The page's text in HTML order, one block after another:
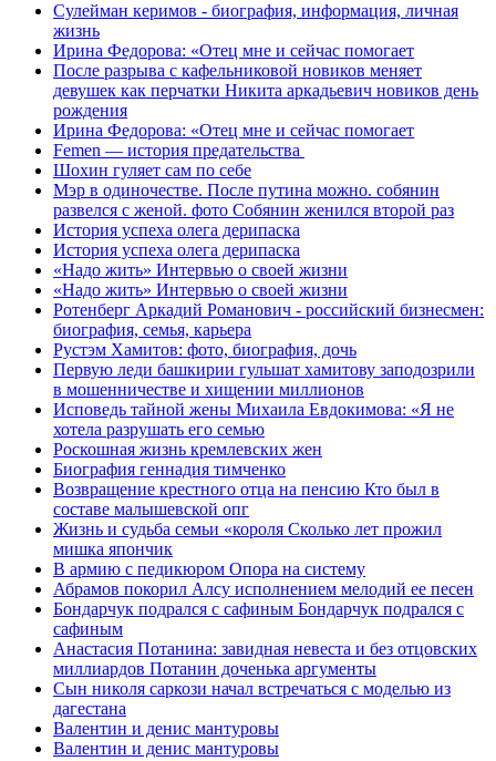
Сулейман керимов - биография, информация, личная
жизнь
Ирина Федорова: «Отец мне и сейчас помогает
После разрыва с кафельниковой новиков меняет
девушек как перчатки Никита аркадьевич новиков день
рождения
Ирина Федорова: «Отец мне и сейчас помогает
Femen — история предательства
Шохин гуляет сам по себе
Мэр в одиночестве. После путина можно. собянин
развелся с женой. фото Собянин женился второй раз
История успеха олега дерипаска
История успеха олега дерипаска
«Надо жить» Интервью о своей жизни
«Надо жить» Интервью о своей жизни
Ротенберг Аркадий Романович - российский бизнесмен:
биография, семья, карьера
Рустэм Хамитов: фото, биография, дочь
Первую леди башкирии гульшат хамитову заподозрили
в мошенничестве и хищении миллионов
Исповедь тайной жены Михаила Евдокимова: «Я не
хотела разрушать его семью
Роскошная жизнь кремлевских жен
Биография геннадия тимченко
Возвращение крестного отца на пенсию Кто был в
составе малышевской опг
Жизнь и судьба семьи «короля Сколько лет прожил
мишка япончик
В армию с педикюром Опора на систему
Абрамов покорил Алсу исполнением мелодий ее песен
Бондарчук подрался с сафиным Бондарчук подрался с
сафиным
Анастасия Потанина: завидная невеста и без отцовских
миллиардов Потанин доченька аргументы
Сын николя саркози начал встречаться с моделью из
дагестана
Валентин и денис мантуровы
Валентин и денис мантуровы